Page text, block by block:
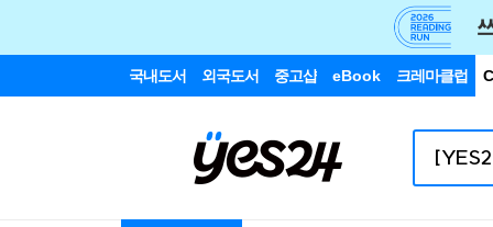
국내도서 외국도서 중고샵 eBook 크레마클럽